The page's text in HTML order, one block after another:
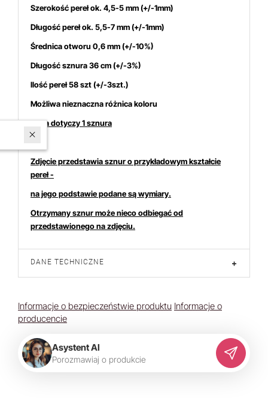
Szerokość pereł ok. 4,5-5mm(+/-1mm)
Długość pereł ok. 5,5-7 mm (+/-1mm)
Średnica otworu 0,6 mm (+/-10%)
Długość sznura 36 cm (+/-3%)
Ilość pereł 58 szt (+/-3szt.)
Możliwa nieznaczna różnica koloru
Cena dotyczy 1 sznura
Zdjęcie przedstawia sznur o przykładowym kształcie
pereł -
na jego podstawie podane są wymiary.
Otrzymany sznur może nieco odbiegać od
przedstawionego na zdjęciu.
DANE TECHNICZNE +
Informacje o bezpieczeństwie produktu Informacje o
producencie
Asystent AI
Porozmawiaj o produkcie
W ostatnich 7 dniach produktem interesują się